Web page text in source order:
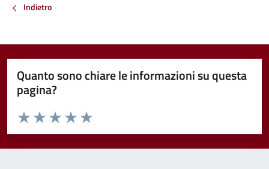
Indietro
Quanto sono chiare le informazioni su questa
pagina?
Valuta da 1 a 5 stelle la pagina
Valuta 5 stelle su 5
Valuta 4 stelle su 5
Valuta 3 stelle su 5
Valuta 2 stelle su 5
Valuta 1 stelle su 5